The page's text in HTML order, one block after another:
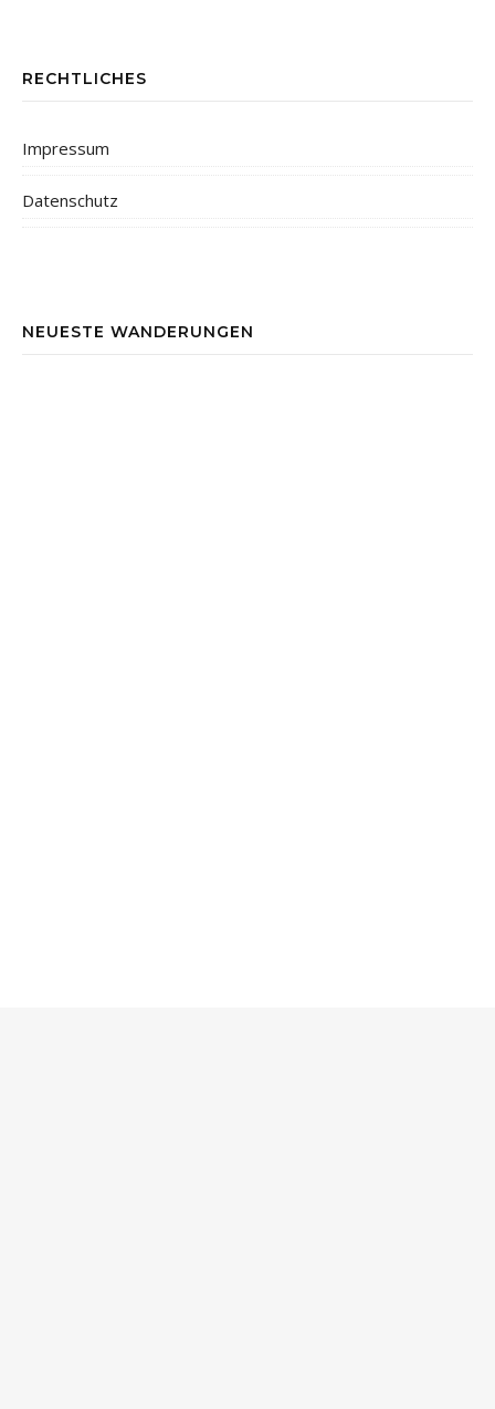
RECHTLICHES
Impressum
Datenschutz
NEUESTE WANDERUNGEN